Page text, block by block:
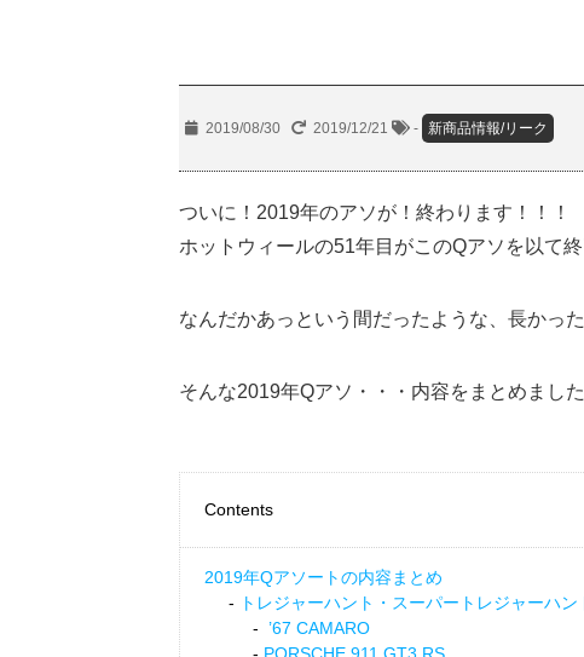
2019/08/30 2019/12/21 - 新商品情報/リーク
ついに！2019年のアソが！終わります！！！
ホットウィールの51年目がこのQアソを以て
なんだかあっという間だったような、長かっ
そんな2019年Qアソ・・・内容をまとめまし
Contents
2019年Qアソートの内容まとめ
トレジャーハント・スーパートレジャーハン
’67 CAMARO